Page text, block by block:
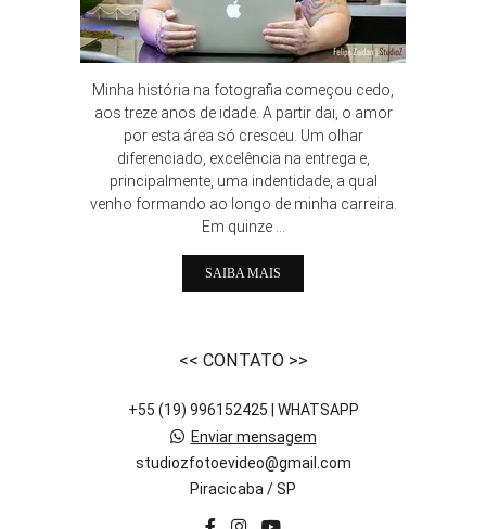
Minha história na fotografia começou cedo,
aos treze anos de idade. A partir dai, o amor
por esta área só cresceu. Um olhar
diferenciado, excelência na entrega e,
principalmente, uma indentidade, a qual
venho formando ao longo de minha carreira.
Em quinze ...
SAIBA MAIS
<< CONTATO >>
+55 (19) 996152425 | WHATSAPP
Enviar mensagem
studiozfotoevideo@gmail.com
Piracicaba / SP